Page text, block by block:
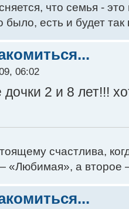
что семья -
было, есть и будет так
06:02
2 и 8 лет!!!
счастлива,
— «Любимая», а